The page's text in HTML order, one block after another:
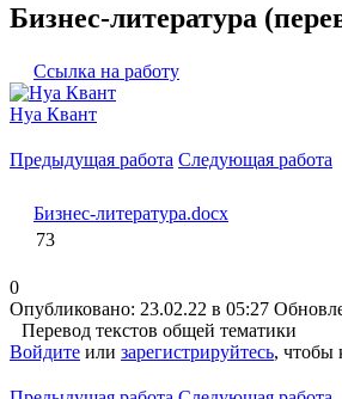
Бизнес-литература
Ссылка на работу
Нуа Квант
Предыдущая работа Следующая работа
Бизнес-литература.docx
73
0
Опубликовано: 23.02.22 в 05:27
Перевод текстов общей тематики
Войдите или зарегистрируйтесь, чтобы